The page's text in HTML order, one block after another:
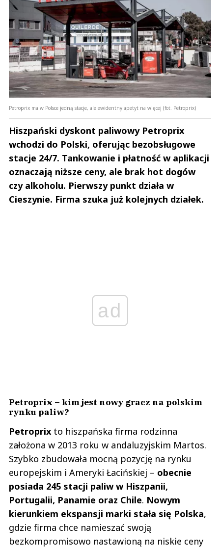
Petroprix ma w Polsce jedną stacje, ale ewidentny apetyt na więcej (fot. Petroprix)
Hiszpański dyskont paliwowy Petroprix
wchodzi do Polski, oferując bezobsługowe
stacje 24/7. Tankowanie i płatność w aplikacji
oznaczają niższe ceny, ale brak hot dogów
czy alkoholu. Pierwszy punkt działa w
Cieszynie. Firma szuka już kolejnych działek.
ad
Petroprix – kim jest nowy gracz na polskim
rynku paliw?
Petroprix to hiszpańska firma rodzinna
założona w 2013 roku w andaluzyjskim Martos.
Szybko zbudowała mocną pozycję na rynku
europejskim i Ameryki Łacińskiej – obecnie
posiada 245 stacji paliw w Hiszpanii,
Portugalii, Panamie oraz Chile. Nowym
kierunkiem ekspansji marki stała się Polska,
gdzie firma chce namieszać swoją
bezkompromisowo nastawioną na niskie ceny